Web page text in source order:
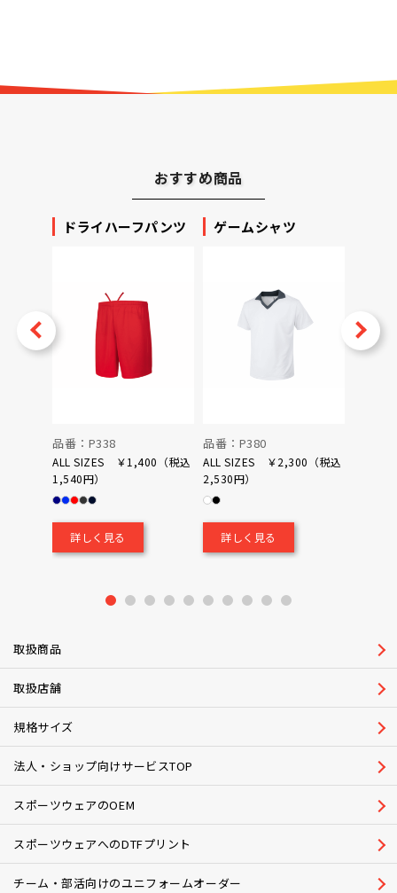
おすすめ商品
ドライハーフパンツ
品番：P338
ALL SIZES ￥1,400（税込
1,540円）
詳しく見る
ゲームシャツ
品番：P380
ALL SIZES ￥2,300（税込
2,530円）
詳しく見る
3 4 5 6 7 8 9 10
Next
取扱商品
取扱店舗
規格サイズ
法人・ショップ向けサービスTOP
スポーツウェアのOEM
スポーツウェアへのDTFプリント
チーム・部活向けのユニフォームオーダー